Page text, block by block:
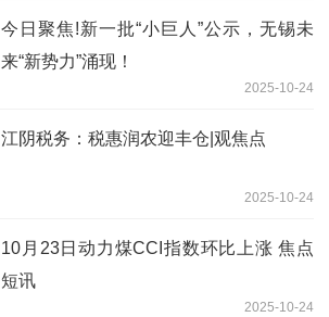
今日聚焦!新一批“小巨人”公示，无锡未
来“新势力”涌现！
2025-10-24
江阴税务：税惠润农迎丰仓|观焦点
2025-10-24
10月23日动力煤CCI指数环比上涨 焦点
短讯
2025-10-24